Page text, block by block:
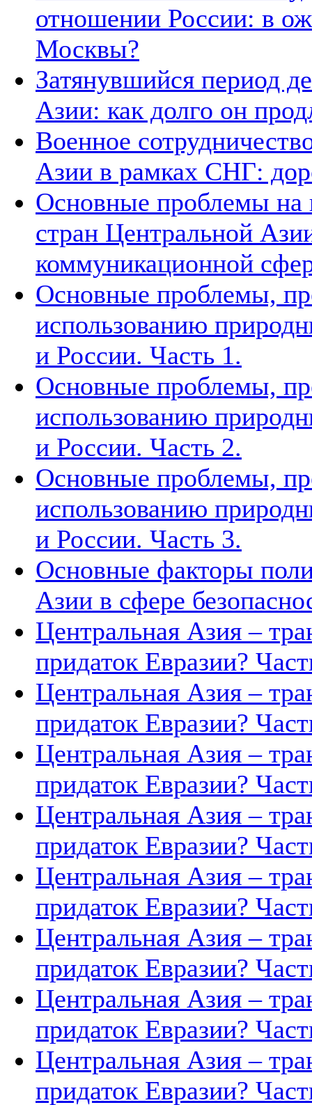
отношении России: в
Москвы?
Затянувшийся период
Азии: как долго он
Военное
Азии в рамках СНГ:
Основные проблемы на
стран Центральной
коммуникационной
Основные проблемы,
использованию
и России. Часть 1.
Основные проблемы,
использованию
и России. Часть 2.
Основные проблемы,
использованию
и России. Часть 3.
Основные факторы
Азии в сфере
Центральная Азия –
придаток Евразии?
Центральная Азия –
придаток Евразии?
Центральная Азия –
придаток Евразии?
Центральная Азия –
придаток Евразии?
Центральная Азия –
придаток Евразии?
Центральная Азия –
придаток Евразии?
Центральная Азия –
придаток Евразии?
Центральная Азия –
придаток Евразии?